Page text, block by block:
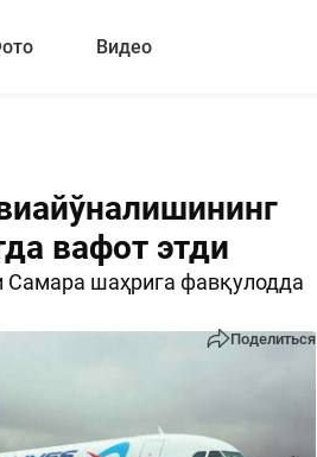
Видео
вафот этди
Самара шаҳрига фавқулодда
Поделиться